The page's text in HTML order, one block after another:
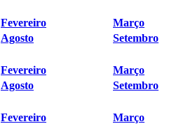
Fevereiro
Março
Agosto Setembro
Fevereiro
Março
Agosto Setembro
Fevereiro
Março